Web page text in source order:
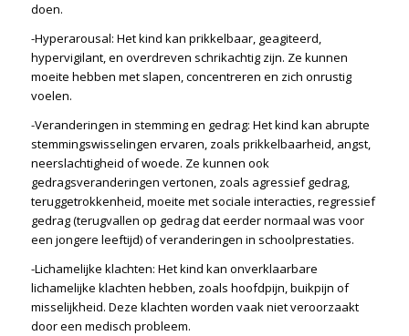
doen.
-Hyperarousal: Het kind kan prikkelbaar, geagiteerd,
hypervigilant, en overdreven schrikachtig zijn. Ze kunnen
moeite hebben met slapen, concentreren en zich onrustig
voelen.
-Veranderingen in stemming en gedrag: Het kind kan abrupte
stemmingswisselingen ervaren, zoals prikkelbaarheid, angst,
neerslachtigheid of woede. Ze kunnen ook
gedragsveranderingen vertonen, zoals agressief gedrag,
teruggetrokkenheid, moeite met sociale interacties, regressief
gedrag (terugvallen op gedrag dat eerder normaal was voor
een jongere leeftijd) of veranderingen in schoolprestaties.
-Lichamelijke klachten: Het kind kan onverklaarbare
lichamelijke klachten hebben, zoals hoofdpijn, buikpijn of
misselijkheid. Deze klachten worden vaak niet veroorzaakt
door een medisch probleem.